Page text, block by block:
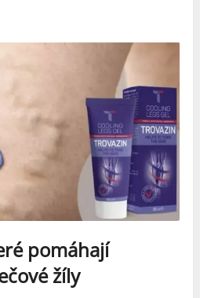
pomáhají
žíly